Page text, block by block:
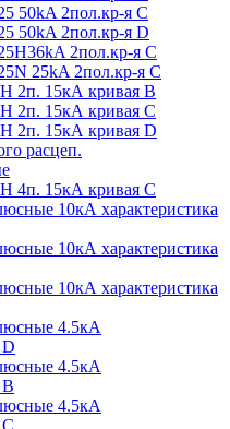
50kA 2пол.кр-я C
50kA 2пол.кр-я D
2пол.кр-я C
25kA 2пол.кр-я C
2п. 15кА кривая B
2п. 15кА кривая C
2п. 15кА кривая D
расцеп.
4п. 15кА кривая C
10кА характеристика
10кА характеристика
10кА характеристика
4.5кА
D
4.5кА
В
4.5кА
С